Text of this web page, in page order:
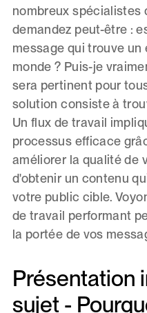
nombreux spécialistes
demandez peut-être :
message qui trouve
monde ? Puis-je
sera pertinent pour
solution consiste à
Un flux de travail
processus efficace
améliorer la qualité de
d'obtenir un contenu
votre public cible.
de travail performant
la portée de vos
Présentation
sujet -